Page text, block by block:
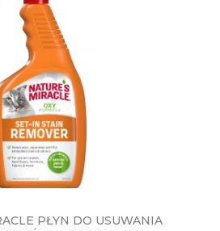
PŁYN DO USUWANIA